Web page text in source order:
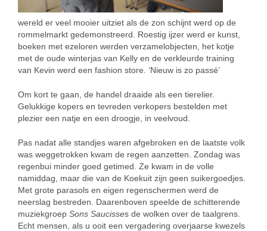
wereld er veel mooier uitziet als de zon schijnt werd op de
rommelmarkt gedemonstreerd. Roestig ijzer werd er kunst,
boeken met ezeloren werden verzamelobjecten, het kotje
met de oude winterjas van Kelly en de verkleurde training
van Kevin werd een fashion store. ‘Nieuw is zo passé’
Om kort te gaan, de handel draaide als een tierelier.
Gelukkige kopers en tevreden verkopers bestelden met
plezier een natje en een droogje, in veelvoud.
Pas nadat alle standjes waren afgebroken en de laatste volk
was weggetrokken kwam de regen aanzetten. Zondag was
regenbui minder goed getimed. Ze kwam in de volle
namiddag, maar die van de Koekuit zijn geen suikergoedjes.
Met grote parasols en eigen regenschermen werd de
neerslag bestreden. Daarenboven speelde de schitterende
muziekgroep Sons Saucisses de wolken over de taalgrens.
Echt mensen, als u ooit een vergadering overjaarse kwezels